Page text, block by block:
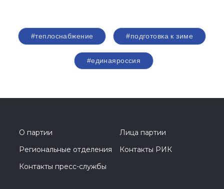
#теплоснабжение #подготовка к зиме
#единаяроссия
О партии
Лица партии
Региональные отделения
Контакты РИК
Контакты пресс-службы